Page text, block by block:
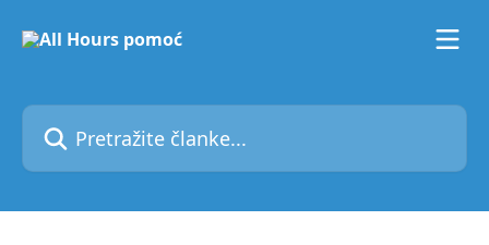
Pretražite članke...